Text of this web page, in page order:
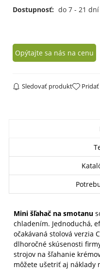
Dostupnosť: do 7 - 21 dní
Opýtajte sa nás na cenu
Sledovať produkt
Mini šľahač na smotanu
chladením. Jednoduchá,
očakávaná stolová verzia
dlhoročné skúsenosti
strojov na šľahanie
môžete ušetriť aj náklady